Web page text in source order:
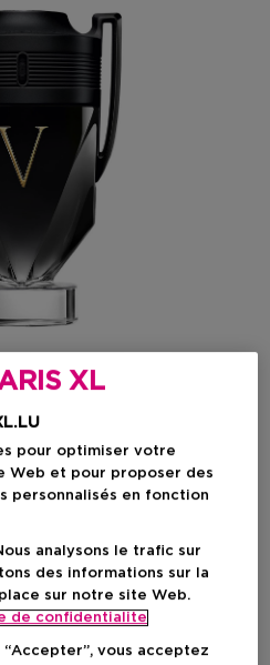
du produit
€
XL
pour optimiser votre
Web et pour proposer des
personnalisés en fonction
analysons le trafic sur
des informations sur la
sur notre site Web.
de confidentialite
vous acceptez